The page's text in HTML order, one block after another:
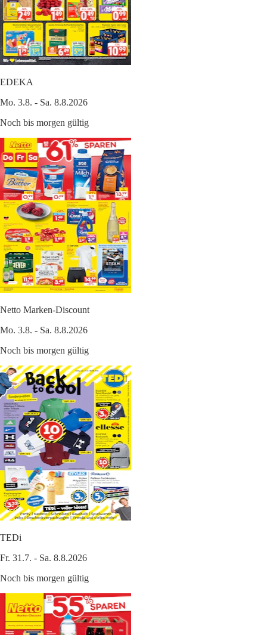
EDEKA
Mo. 3.8. - Sa. 8.8.2026
Noch bis morgen gültig
Netto Marken-Discount
Mo. 3.8. - Sa. 8.8.2026
Noch bis morgen gültig
TEDi
Fr. 31.7. - Sa. 8.8.2026
Noch bis morgen gültig